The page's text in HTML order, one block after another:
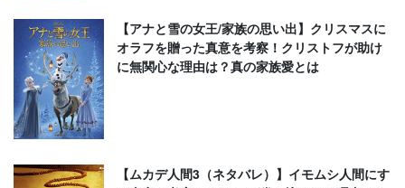
【アナと雪の女王/家族の思い出】クリスマスに
オラフを贈った真意を考察！クリストフが助け
に無関心な理由は？真の家族愛とは
【ムカデ人間3（ネタバレ）】イモムシ人間にす